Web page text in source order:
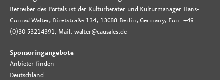
Betreiber des Portals ist der Kulturberater und Kulturmanager Hans-
Conrad Walter, Bizetstraße 134, 13088 Berlin, Germany, Fon: +49
(0)30 53214391, Mail: walter@causales.de
Sponsoringangebote
Anbieter finden
Deutschland